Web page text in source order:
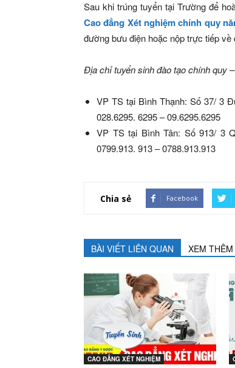
Sau khi trúng tuyển tại Trường để
Cao đẳng Xét nghiệm chính quy
đường bưu điện hoặc nộp trực tiếp
Địa chỉ tuyển sinh đào tạo chính quy
VP TS tại Bình Thạnh: Số 37/ 3
028.6295. 6295 – 09.6295.6295
VP TS tại Bình Tân: Số 913/ 3
0799.913. 913 – 0788.913.913
Chia sẻ Facebook
BÀI VIẾT LIÊN QUAN XEM THÊM
CAO ĐẲNG XÉT NGHIỆM